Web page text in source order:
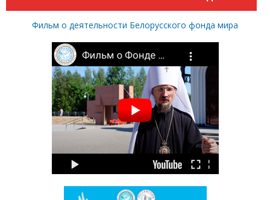
Фильм о деятельности Белорусского фонда мира